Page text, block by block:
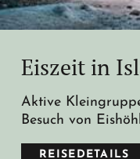
Eiszeit in
Aktive
Besuch von
REISEDETAILS